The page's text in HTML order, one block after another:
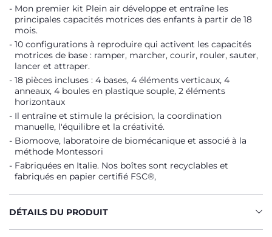
Mon premier kit Plein air développe et entraîne les
principales capacités motrices des enfants à partir de 18
mois.
10 configurations à reproduire qui activent les capacités
motrices de base : ramper, marcher, courir, rouler, sauter,
lancer et attraper.
18 pièces incluses : 4 bases, 4 éléments verticaux, 4
anneaux, 4 boules en plastique souple, 2 éléments
horizontaux
Il entraîne et stimule la précision, la coordination
manuelle, l'équilibre et la créativité.
Biomoove, laboratoire de biomécanique et associé à la
méthode Montessori
Fabriquées en Italie. Nos boîtes sont recyclables et
fabriqués en papier certifié FSC®,
DÉTAILS DU PRODUIT